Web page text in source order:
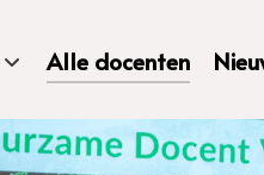
Alle docenten